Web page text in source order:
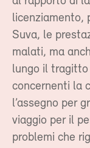
licenziamento,
Suva, le
malati, ma
lungo il
concernenti la
l’assegno per
viaggio per il
problemi che